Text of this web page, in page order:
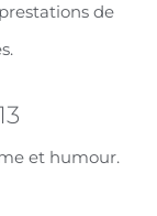
de
et humour.